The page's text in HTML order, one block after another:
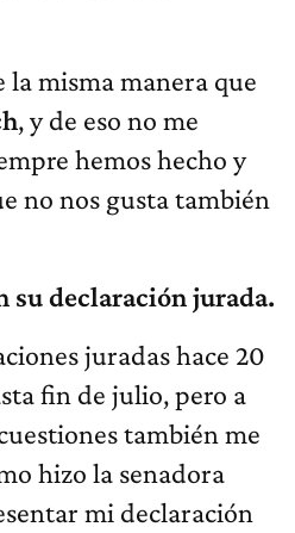
la misma manera que
, y de eso no me
hemos hecho y
no nos gusta también
su declaración jurada.
juradas hace 20
fin de julio, pero a
también me
hizo la senadora
mi declaración